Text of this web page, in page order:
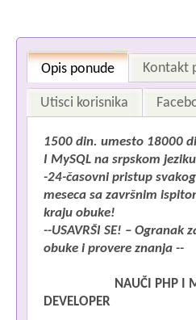
Opis ponude Kontakt
Utisci korisnika
1500 din. umesto 18000
I MySQL na srpskom
-24-časovni pristup
meseca sa završnim
kraju obuke!
--USAVRŠI SE! – Ogranak
obuke i provere znanja --
NAUČI PHP I
DEVELOPER